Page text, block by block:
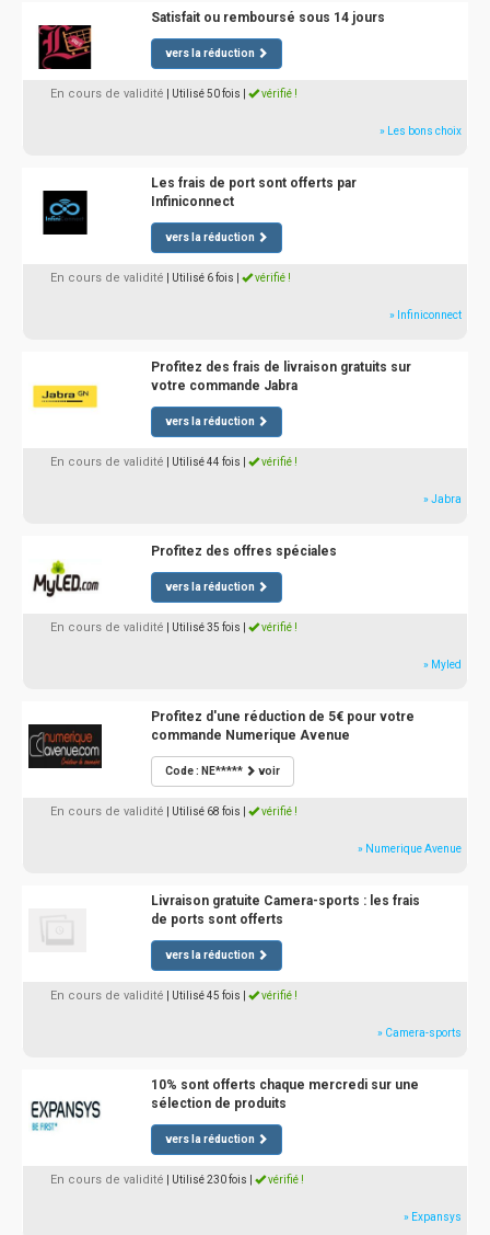
Satisfait ou remboursé sous 14 jours
vers la réduction
En cours de validité | Utilisé 50 fois vérifié !
» Les bons choix
Les frais de port sont offerts par
Infiniconnect
vers la réduction
En cours de validité | Utilisé 6 fois vérifié !
» Infiniconnect
Profitez des frais de livraison gratuits sur
votre commande Jabra
vers la réduction
En cours de validité | Utilisé 44 fois vérifié !
» Jabra
Profitez des offres spéciales
vers la réduction
En cours de validité | Utilisé 35 fois vérifié !
» Myled
Profitez d'une réduction de 5€ pour votre
commande Numerique Avenue
Code : NE***** voir
En cours de validité | Utilisé 68 fois vérifié !
» Numerique Avenue
Livraison gratuite Camera-sports : les frais
de ports sont offerts
vers la réduction
En cours de validité | Utilisé 45 fois vérifié !
» Camera-sports
10% sont offerts chaque mercredi sur une
sélection de produits
vers la réduction
En cours de validité | Utilisé 230 fois vérifié !
» Expansys